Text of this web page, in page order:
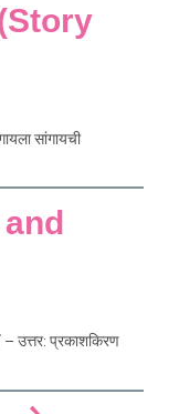
सांगायची
and
– उत्तर: प्रकाशकिरण